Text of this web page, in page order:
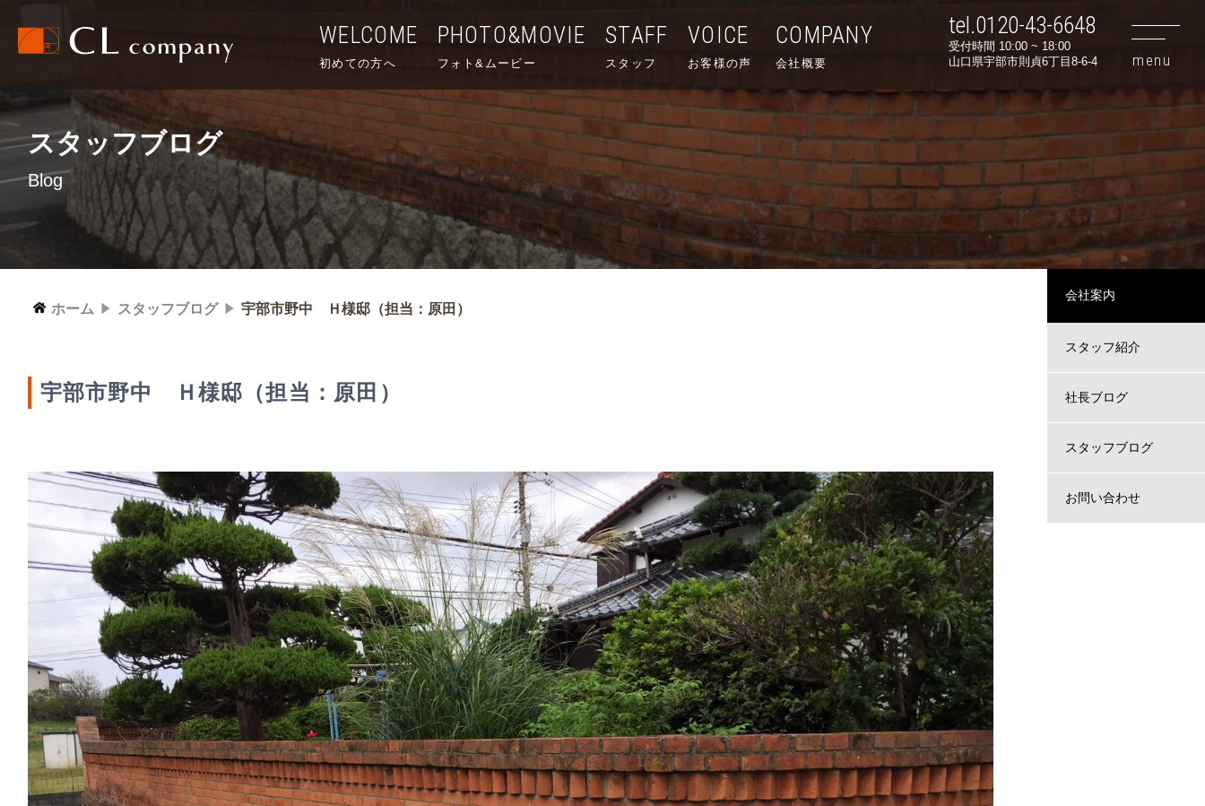
WELCOME
初めての方へ
PHOTO&MOVIE
フォト&ムービー
STAFF
スタッフ
VOICE
お客様の声
COMPANY
会社概要
tel.0120-43-6648
受付時間 10:00 ~ 18:00
山口県宇部市則貞6丁目8-6-4
スタッフブログ
Blog
ホーム スタッフブログ 宇部市野中 Ｈ様邸（担当：原田）
宇部市野中 Ｈ様邸（担当：原田）
会社案内
スタッフ紹介
社長ブログ
スタッフブログ
お問い合わせ